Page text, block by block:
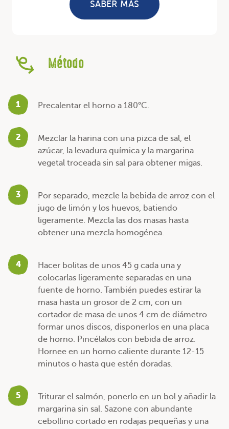
SABER MÁS
Método
1 Precalentar el horno a 180°C.
2
Mezclar la harina con una pizca de sal, el
azúcar, la levadura química y la margarina
vegetal troceada sin sal para obtener migas.
3
Por separado, mezcle la bebida de arroz con el
jugo de limón y los huevos, batiendo
ligeramente. Mezcla las dos masas hasta
obtener una mezcla homogénea.
4
Hacer bolitas de unos 45 g cada una y
colocarlas ligeramente separadas en una
fuente de horno. También puedes estirar la
masa hasta un grosor de 2 cm, con un
cortador de masa de unos 4 cm de diámetro
formar unos discos, disponerlos en una placa
de horno. Pincélalos con bebida de arroz.
Hornee en un horno caliente durante 12-15
minutos o hasta que estén doradas.
5
Triturar el salmón, ponerlo en un bol y añadir la
margarina sin sal. Sazone con abundante
cebollino cortado en rodajas pequeñas y una